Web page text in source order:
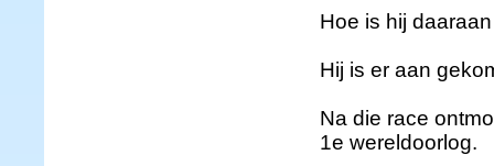
Hoe is hij
Hij is er aan
Na die race
1e wereldoorlog.